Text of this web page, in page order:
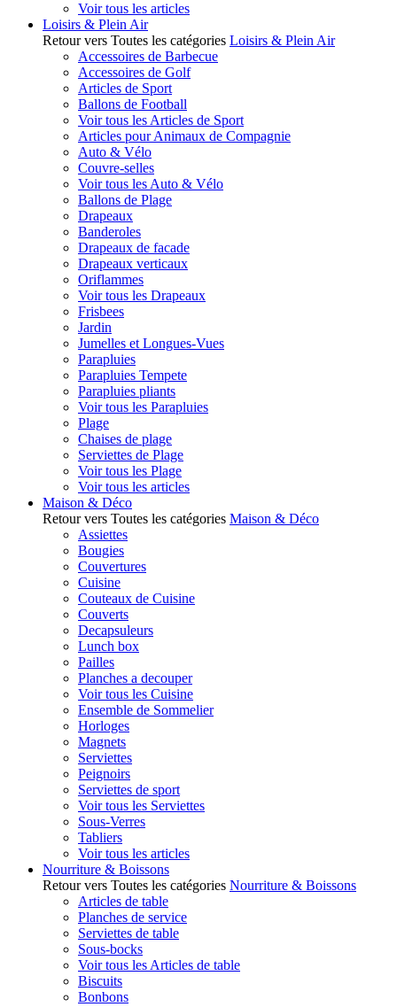
Voir tous les articles
Loisirs & Plein Air
Retour vers Toutes les catégories Loisirs & Plein Air
Accessoires de Barbecue
Accessoires de Golf
Articles de Sport
Ballons de Football
Voir tous les Articles de Sport
Articles pour Animaux de Compagnie
Auto & Vélo
Couvre-selles
Voir tous les Auto & Vélo
Ballons de Plage
Drapeaux
Banderoles
Drapeaux de facade
Drapeaux verticaux
Oriflammes
Voir tous les Drapeaux
Frisbees
Jardin
Jumelles et Longues-Vues
Parapluies
Parapluies Tempete
Parapluies pliants
Voir tous les Parapluies
Plage
Chaises de plage
Serviettes de Plage
Voir tous les Plage
Voir tous les articles
Maison & Déco
Retour vers Toutes les catégories Maison & Déco
Assiettes
Bougies
Couvertures
Cuisine
Couteaux de Cuisine
Couverts
Decapsuleurs
Lunch box
Pailles
Planches a decouper
Voir tous les Cuisine
Ensemble de Sommelier
Horloges
Magnets
Serviettes
Peignoirs
Serviettes de sport
Voir tous les Serviettes
Sous-Verres
Tabliers
Voir tous les articles
Nourriture & Boissons
Retour vers Toutes les catégories Nourriture & Boissons
Articles de table
Planches de service
Serviettes de table
Sous-bocks
Voir tous les Articles de table
Biscuits
Bonbons